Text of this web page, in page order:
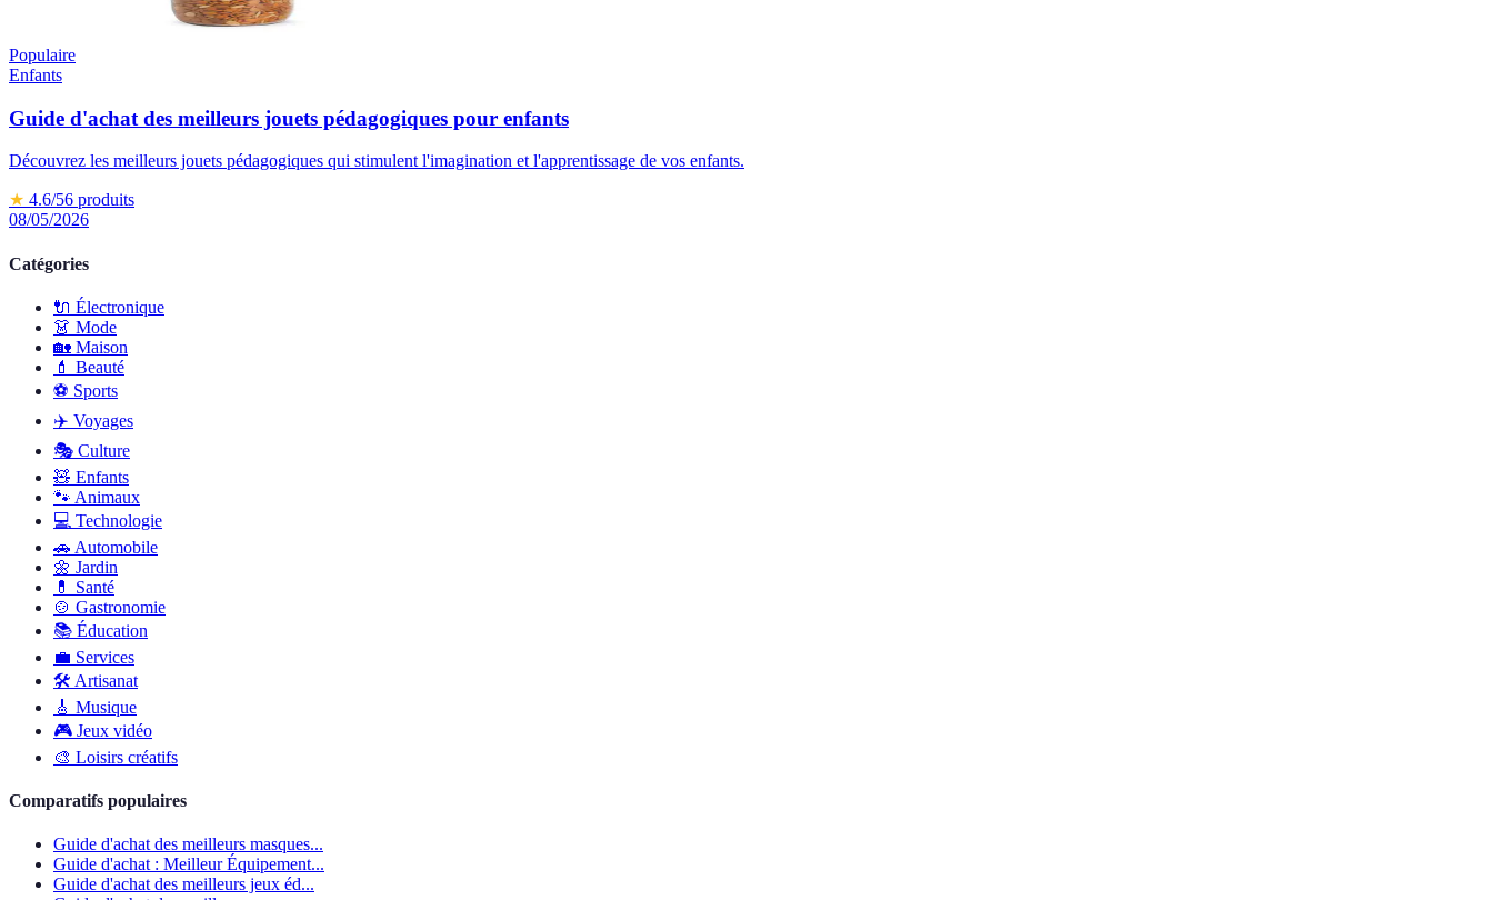
Populaire
Enfants
Guide d'achat des meilleurs jouets pédagogiques pour enfants
Découvrez les meilleurs jouets pédagogiques qui stimulent l'imagination et l'apprentissage de vos enfants.
★ 4.6/56 produits
08/05/2026
Catégories
🔌 Électronique
👗 Mode
🏡 Maison
💄 Beauté
⚽️ Sports
✈️ Voyages
🎭 Culture
🧸 Enfants
🐾 Animaux
💻 Technologie
🚗 Automobile
🌼 Jardin
💊
Santé
🍲 Gastronomie
📚 Éducation
💼 Services
🛠 Artisanat
🎸 Musique
🎮 Jeux vidéo
🎨 Loisirs créatifs
Comparatifs populaires
Guide d'achat des meilleurs masques...
Guide d'achat : Meilleur Équipement...
Guide d'achat des meilleurs jeux éd...